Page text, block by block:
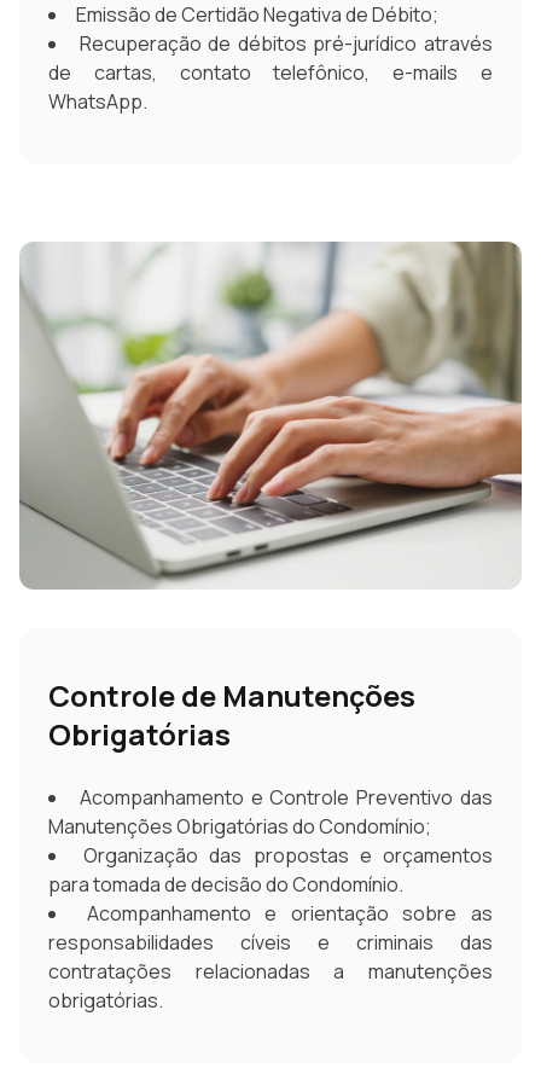
Emissão de Certidão Negativa de Débito;
Recuperação de débitos pré-jurídico através
de cartas, contato telefônico, e-mails e
WhatsApp.
Controle de Manutenções
Obrigatórias
Acompanhamento e Controle Preventivo das
Manutenções Obrigatórias do Condomínio;
Organização das propostas e orçamentos
para tomada de decisão do Condomínio.
Acompanhamento e orientação sobre as
responsabilidades cíveis e criminais das
contratações relacionadas a manutenções
obrigatórias.